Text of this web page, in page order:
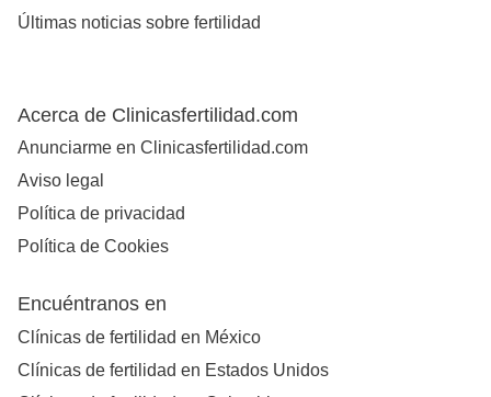
Últimas noticias sobre fertilidad
Acerca de Clinicasfertilidad.com
Anunciarme en Clinicasfertilidad.com
Aviso legal
Política de privacidad
Política de Cookies
Encuéntranos en
Clínicas de fertilidad en México
Clínicas de fertilidad en Estados Unidos